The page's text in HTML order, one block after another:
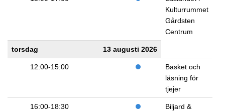
Kulturrummet
Gårdsten
Centrum
torsdag 13 augusti 2026
12:00-15:00
Basket och
läsning för
tjejer
16:00-18:30
Biljard &